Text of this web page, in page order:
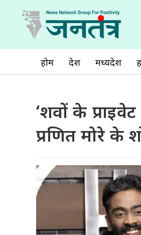
होम देश मध्यप्रदेश
‘शवों के
प्रणित मोरे के